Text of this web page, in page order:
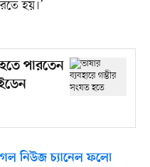
হয়।’
পারতেন
নিউজ চ্যানেল ফলো